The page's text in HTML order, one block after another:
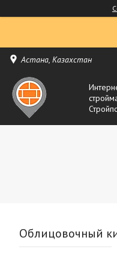
Астана, Казахстан
Облицовочный